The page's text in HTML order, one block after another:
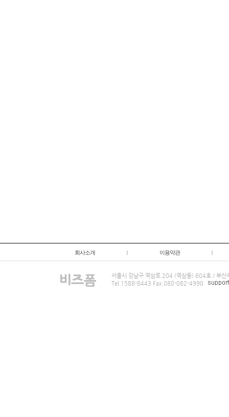
회사소개 | 이용약관 |
서울시 강남구 역삼로 204 (역삼동) 604호 / 부산
Tel.1588-8443 Fax.080-082-4990